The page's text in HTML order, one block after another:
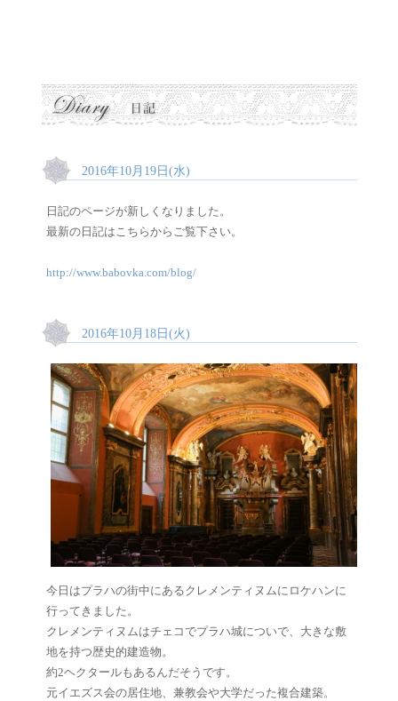
2016年10月19日(水)
日記のページが新しくなりました。
最新の日記はこちらからご覧下さい。
http://www.babovka.com/blog/
2016年10月18日(火)
今日はプラハの街中にあるクレメンティヌムにロケハンに
行ってきました。
クレメンティヌムはチェコでプラハ城についで、大きな敷
地を持つ歴史的建造物。
約2ヘクタールもあるんだそうです。
元イエズス会の居住地、兼教会や大学だった複合建築。